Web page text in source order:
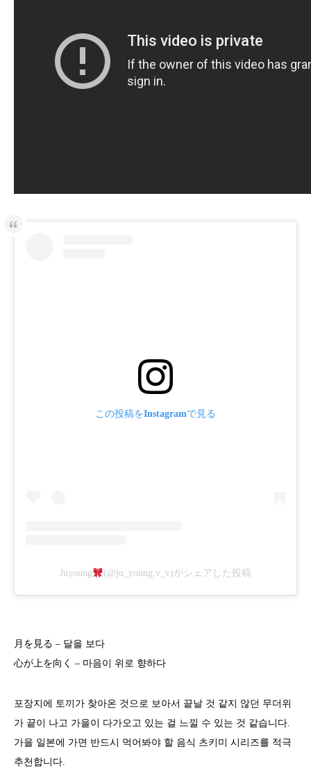
この投稿をInstagramで見る
Juyoung (@ju_young.v_v)がシェアした投稿
月を見る – 달을 보다
心が上を向く – 마음이 위로 향하다
포장지에 토끼가 찾아온 것으로 보아서 끝날 것 같지 않던 무더위
가 끝이 나고 가을이 다가오고 있는 걸 느낄 수 있는 것 같습니다.
가을 일본에 가면 반드시 먹어봐야 할 음식 츠키미 시리즈를 적극
추천합니다.